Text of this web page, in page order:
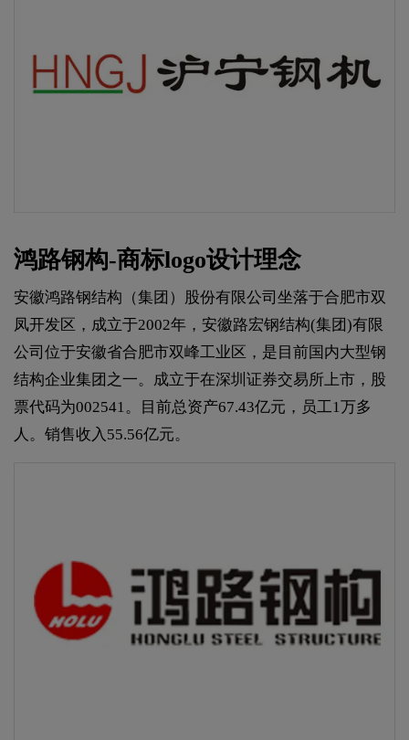
鸿路钢构-商标logo设计理念
安徽鸿路钢结构（集团）股份有限公司坐落于合肥市双
凤开发区，成立于2002年，安徽路宏钢结构(集团)有限
公司位于安徽省合肥市双峰工业区，是目前国内大型钢
结构企业集团之一。成立于在深圳证券交易所上市，股
票代码为002541。目前总资产67.43亿元，员工1万多
人。销售收入55.56亿元。